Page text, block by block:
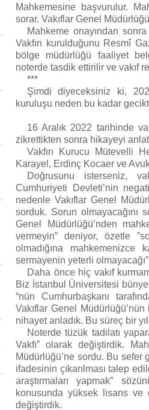
Mahkemesine başvurulur.
sorar. Vakıflar Genel
Mahkeme onayından
Vakfın kurulduğunu Resmî
bölge müdürlüğü faaliyet
noterde tasdik ettirilir ve vakıf
***
Şimdi diyeceksiniz ki,
kuruluşu neden bu kadar
16 Aralık 2022 tarihinde
zikrettikten sonra hikayeyi
Vakfın Kurucu Mütevelli
Karayel, Erdinç Kocaer ve
Doğrusunu isterseniz,
Cumhuriyeti Devleti’nin
nedenle Vakıflar Genel
sorduk. Sorun olmayacağını
Genel Müdürlüğü’nden
vermeyin” deniyor, özetle
olmadığına
sermayenin yeterli
Daha önce hiç vakıf
Biz İstanbul Üniversitesi
“nün Cumhurbaşkanı
Vakıflar Genel
nihayet anladık. Bu süreç bir
Noterde tüzük tadilatı
Vakfı” olarak değiştirdik.
Müdürlüğü’ne sordu. Bu sefer
ifadesinin çıkarılması talep
araştırmaları yapmak”
konusunda yüksek lisans ve
değiştirdik.